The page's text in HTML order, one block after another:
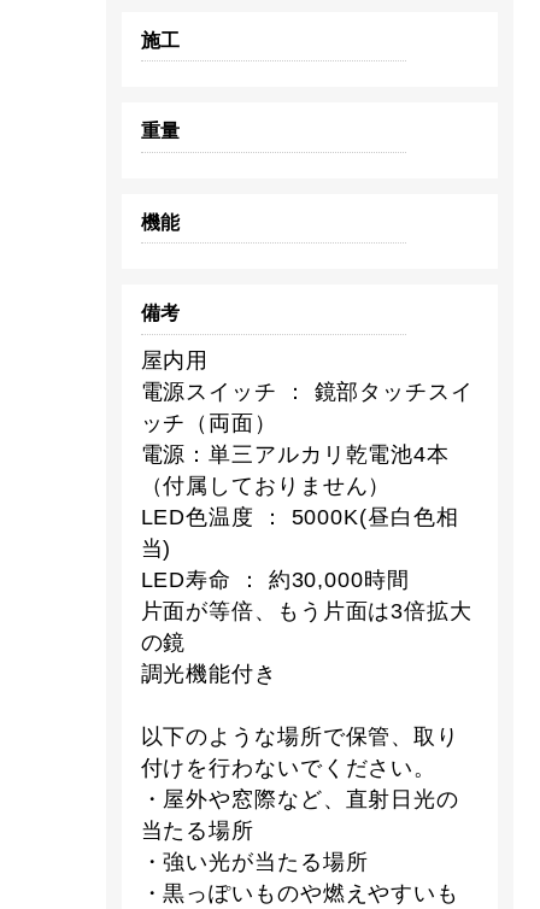
施工
重量
機能
備考
屋内用
電源スイッチ ： 鏡部タッチスイ
ッチ（両面）
電源：単三アルカリ乾電池4本
（付属しておりません）
LED色温度 ： 5000K(昼白色相
当)
LED寿命 ： 約30,000時間
片面が等倍、もう片面は3倍拡大
の鏡
調光機能付き
以下のような場所で保管、取り
付けを行わないでください。
・屋外や窓際など、直射日光の
当たる場所
・強い光が当たる場所
・黒っぽいものや燃えやすいも